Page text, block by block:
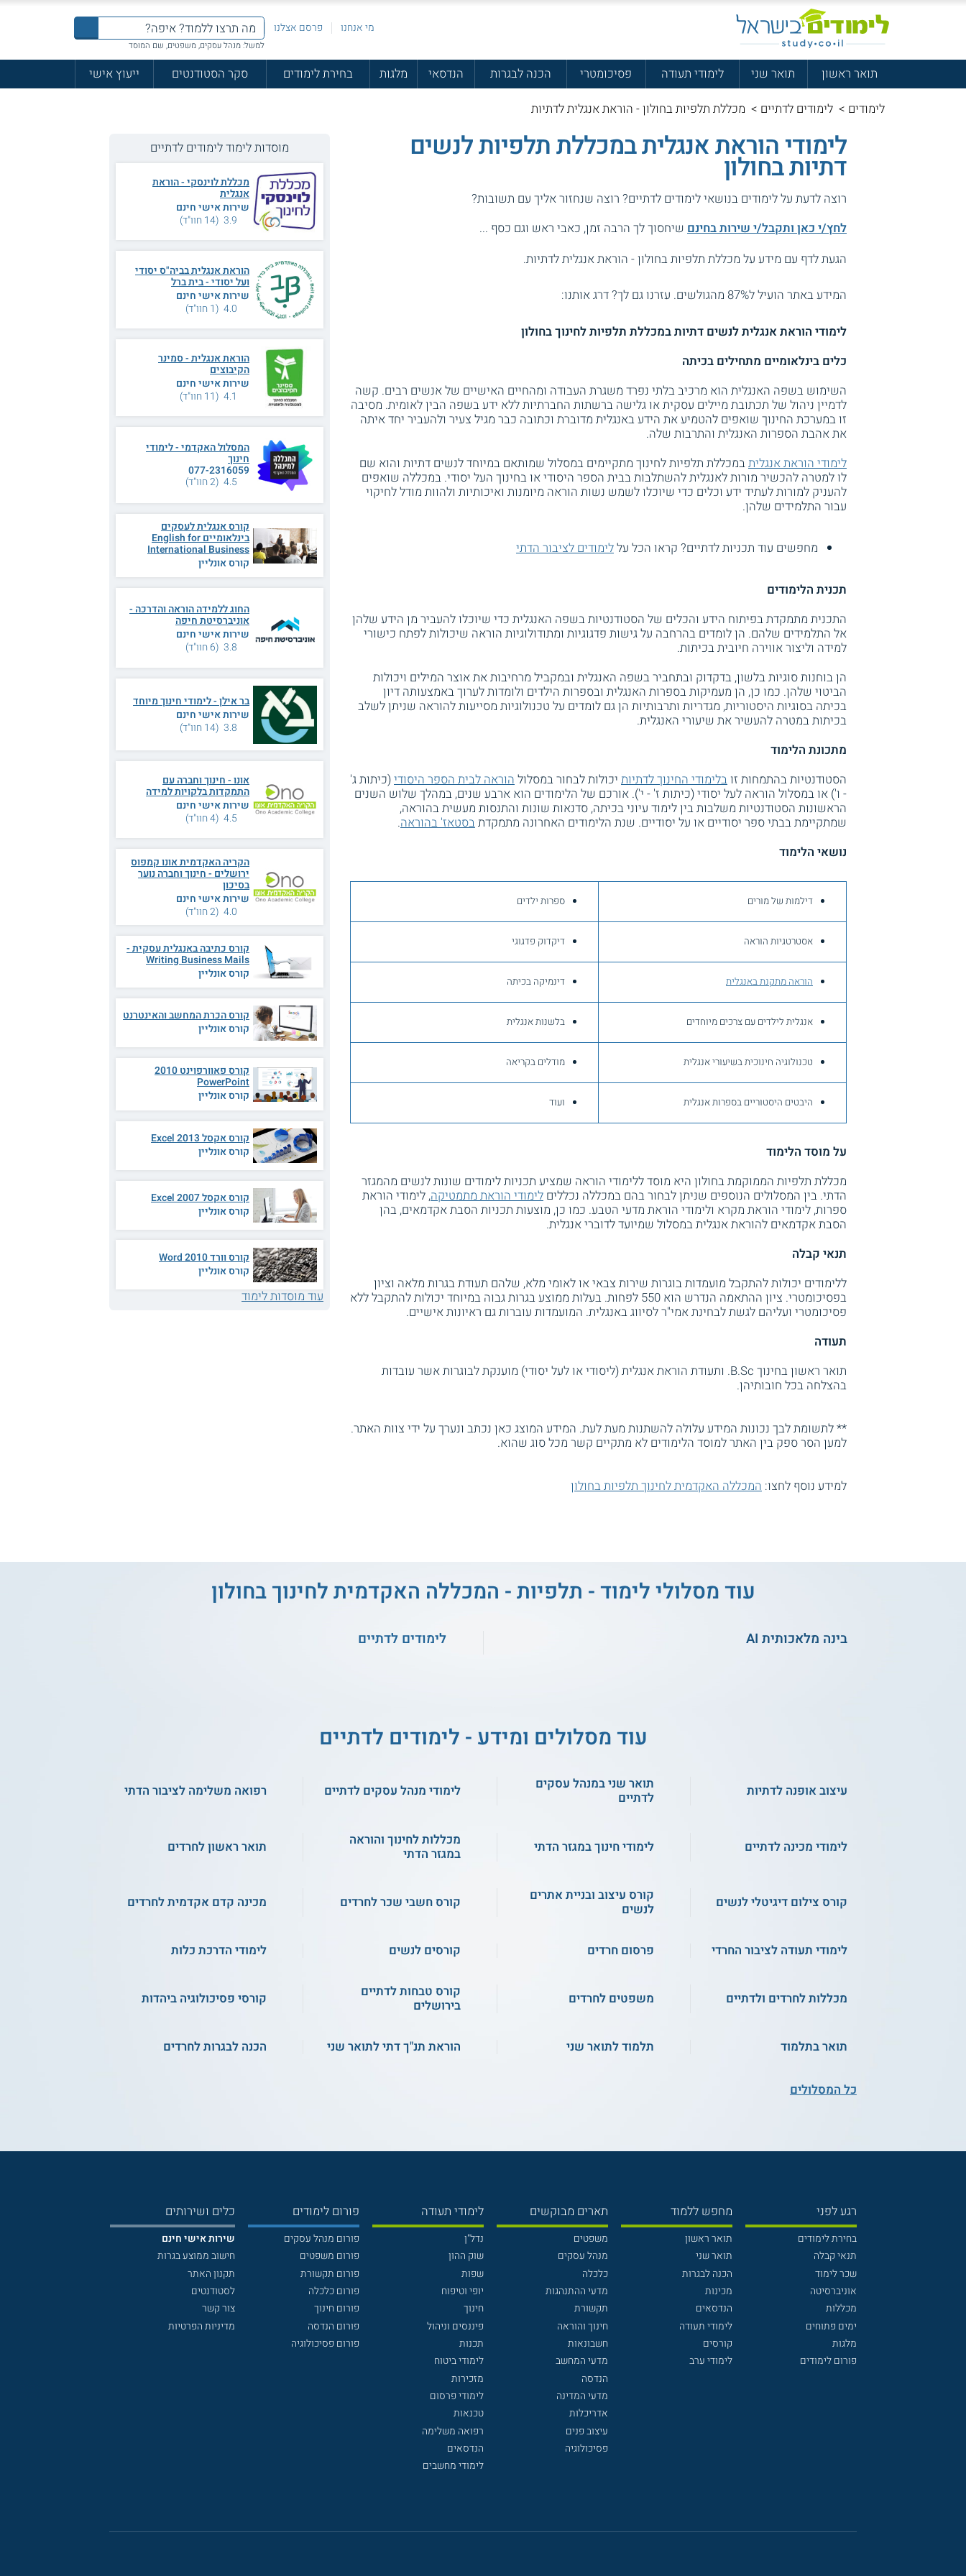
מי אנחנו פרסם אצלנו
למשל: מנהל עסקים, משפטים, שם המוסד
תואר ראשון תואר שני לימודי תעודה פסיכומטרי הכנה לבגרות הנדסאי מלגות בחירת לימודים סקר הסטודנטים
ייעוץ אישי
לימודים > לימודים לדתיים > מכללת תלפיות בחולון - הוראת אנגלית לדתיות
לימודי הוראת אנגלית במכללת תלפיות לנשים
דתיות בחולון
רוצה לדעת על לימודים בנושאי לימודים לדתיים? רוצה שנחזור אליך עם תשובות?
לחץ/י כאן ותקבל/י שירות בחינם שיחסוך לך הרבה זמן, כאבי ראש וגם כסף ...
הגעת לדף עם מידע על מכללת תלפיות בחולון - הוראת אנגלית לדתיות.
המידע באתר הועיל ל87% מהגולשים.
עזרנו גם לך? דרג אותנו:
לימודי הוראת אנגלית לנשים דתיות במכללת תלפיות לחינוך בחולון
כלים בינלאומיים מתחילים בכיתה
השימוש בשפה האנגלית הוא מרכיב בלתי נפרד משגרת העבודה ומהחיים האישיים של אנשים רבים. קשה
לדמיין ניהול של תכתובת מיילים עסקית או גלישה ברשתות החברתיות ללא ידע בשפה הבין לאומית. מסיבה
זו במערכת החינוך שואפים להטמיע את הידע באנגלית מדוברת וכתובה כבר מגיל צעיר ולהעביר יחד איתה
את אהבת הספרות האנגלית והתרבות שלה.
לימודי הוראת אנגליתבמכללת תלפיות לחינוך מתקיימים במסלול שמותאם במיוחד לנשים דתיות והוא שם
לו למטרה להכשיר מורות לאנגלית להשתלבות בבית הספר היסודי או בחינוך העל יסודי. במכללה שואפים
להעניק למורות לעתיד ידע וכלים כדי שיוכלו לשמש נשות הוראה מיומנות ואיכותיות ולהוות מודל לחיקוי
עבור התלמידים שלהן.
מחפשים עוד תכניות לדתיים? קראו הכל עללימודים לציבור הדתי
תכנית הלימודים
התכנית מתמקדת בפיתוח הידע והכלים של הסטודנטיות בשפה האנגלית כדי שיוכלו להעביר מן הידע שלהן
אל התלמידים שלהם. הן לומדים בהרחבה על גישות פדגוגיות ומתודולוגיות הוראה שיכולות לפתח כישורי
למידה וליצור אווירה חיובית בכיתות.
הן בוחנות סוגיות בלשון, בדקדוק ובתחביר בשפה האנגלית ובמקביל מרחיבות את אוצר המילים ויכולות
הביטוי שלהן. כמו כן, הן מעמיקות בספרות האנגלית ובספרות הילדים ולומדות לערוך באמצעותה דיון
בכיתה בסוגיות היסטוריות, מגדריות ותרבותיות הן גם לומדים על טכנולוגיות מסייעות להוראה שניתן לשלב
בכיתות במטרה להעשיר את שיעורי האנגלית.
מתכונת הלימוד
הסטודנטיות בהתמחות זובלימודי החינוך לדתיות יכולות לבחור במסלול הוראה לבית הספר היסודי(כיתות ג'
- ו') או במסלול הוראה לעל יסודי (כיתות ז' - י'). אורכם של הלימודים הוא ארבע שנים, במהלך שלוש השנים
הראשונות הסטודנטיות משלבות בין לימוד עיוני בכיתה, סדנאות שונות והתנסות מעשית בהוראה,
שמתקיימת בבתי ספר יסודיים או על יסודיים. שנת הלימודים האחרונה מתמקדתבסטאז' בהוראה.
נושאי הלימוד
דילמות של מורים ספרות ילדים
אסטרטגיות הוראה דיקדוק פדגוגי
הוראה מתקנת באנגלית דינמיקה בכיתה
אנגלית לילדים עם צרכים מיוחדים בלשנות אנגלית
טכנולוגיה חינוכית בשיעורי אנגלית מודלים בקריאה
היבטים היסטוריים בספרות אנגלית ועוד
על מוסד הלימוד
מכללת תלפיות הממוקמת בחולון היא מוסד ללימודי הוראה שמציע תכניות לימודים שונות לנשים מהמגזר
הדתי. בין המסלולים הנוספים שניתן לבחור בהם במכללה נכללים לימודי הוראת מתמטיקה, לימודי הוראת
ספרות, לימודי הוראת מקרא ולימודי הוראת מדעי הטבע. כמו כן, מוצעות תכניות הסבת אקדמאים, בהן
הסבת אקדמאים להוראת אנגלית במסלול שמיועד לדוברי אנגלית.
תנאי קבלה
ללימודים יכולות להתקבל מועמדות בוגרות שירות צבאי או לאומי מלא, שלהם תעודת בגרות מלאה וציון
בפסיכומטרי. ציון ההתאמה הנדרש הוא 550 לפחות. בעלות ממוצע בגרות גבוה במיוחד יכולות להתקבל ללא
פסיכומטרי ועליהם לגשת לבחינת אמי"ר לסיווג באנגלית. המועמדות עוברות גם ראיונות אישיים.
תעודה
תואר ראשון בחינוך B.Sc. ותעודת הוראת אנגלית (ליסודי או לעל יסודי) מוענקת לבוגרות אשר עובדות
בהצלחה בכל חובותיהן.
** לתשומת לבך נכונות המידע עלולה להשתנות מעת לעת. המידע המוצג כאן נכתב ונערך על ידי צוות האתר.
למען הסר ספק בין האתר למוסד הלימודים לא מתקיים קשר מכל סוג שהוא.
למידע נוסף לחצו: המכללה האקדמית לחינוך תלפיות בחולון
מוסדות לימוד לימודים לדתיים
מכללת לוינסקי - הוראת
אנגלית
שירות אישי חינם
3.9 (14 חוו"ד)
הוראת אנגלית בביה"ס יסודי
ועל יסודי - בית ברל
שירות אישי חינם
4.0 (1 חוו"ד)
הוראת אנגלית - סמינר
הקיבוצים
שירות אישי חינם
4.1 (11 חוו"ד)
המסלול האקדמי - לימודי
חינוך
077-2316059
4.5 (2 חוו"ד)
קורס אנגלית לעסקים
בינלאומיים English for
International Business
קורס אונליין
החוג ללמידה הוראה והדרכה -
אוניברסיטת חיפה
שירות אישי חינם
3.8 (6 חוו"ד)
בר אילן - לימודי חינוך מיוחד
שירות אישי חינם
3.8 (14 חוו"ד)
אונו - חינוך וחברה עם
התמקדות בלקויות למידה
שירות אישי חינם
4.5 (4 חוו"ד)
הקריה האקדמית אונו קמפוס
ירושלים - חינוך וחברה נוער
בסיכון
שירות אישי חינם
4.0 (2 חוו"ד)
קורס כתיבה באנגלית עסקית -
Writing Business Mails
קורס אונליין
קורס הכרת המחשב והאינטרנט
קורס אונליין
קורס פאוורפוינט 2010
PowerPoint
קורס אונליין
קורס אקסל 2013 Excel
קורס אונליין
קורס אקסל 2007 Excel
קורס אונליין
קורס וורד 2010 Word
קורס אונליין
עוד מוסדות לימוד
עוד מסלולי לימוד - תלפיות - המכללה האקדמית לחינוך בחולון
בינה מלאכותית AI לימודים לדתיים
עוד מסלולים ומידע - לימודים לדתיים
עיצוב אופנה לדתיות
תואר שני במנהל עסקים
לדתיים
לימודי מנהל עסקים לדתיים רפואה משלימה לציבור הדתי
לימודי מכינה לדתיים לימודי חינוך במגזר הדתי
מכללות לחינוך והוראה
במגזר הדתי
תואר ראשון לחרדים
קורס צילום דיגיטלי לנשים
קורס עיצוב ובניית אתרים
לנשים
קורס חשבי שכר לחרדים מכינה קדם אקדמית לחרדים
לימודי תעודה לציבור החרדי פרסום חרדים קורסים לנשים לימודי הדרכת כלות
מכללות לחרדים ולדתיים משפטים לחרדים
קורס טבחות לדתיים
בירושלים
קורסי פסיכולוגיה ביהדות
תואר בתלמוד תלמוד לתואר שני הוראת תנ"ך דתי לתואר שני הכנה לבגרות לחרדים
כל המסלולים
רגע לפני
בחירת לימודים
תנאי קבלה
שכר לימוד
אוניברסיטה
מכללות
ימים פתוחים
מלגות
פורום לימודים
מחפש ללמוד
תואר ראשון
תואר שני
הכנה לבגרות
מכינות
הנדסאים
לימודי תעודה
קורסים
לימודי ערב
תארים מבוקשים
משפטים
מנהל עסקים
כלכלה
מדעי ההתנהגות
תקשורת
חינוך והוראה
חשבונאות
מדעי המחשב
הנדסה
מדעי המדינה
אדריכלות
עיצוב פנים
פסיכולוגיה
לימודי תעודה
נדל"ן
שוק ההון
שפות
יופי וטיפוח
חינוך
פיננסים וניהול
תכנות
לימודי ביטוח
מזכירות
לימודי פרסום
טכנאות
רפואה משלימה
הנדסאים
לימודי מחשבים
פורום לימודים
פורום מנהל עסקים
פורום משפטים
פורום תקשורת
פורום כלכלה
פורום חינוך
פורום הנדסה
פורום פסיכולוגיה
כלים ושירותים
שירות אישי חינם
חישוב ממוצע בגרות
תקנון האתר
לסטודנטים
צור קשר
מדיניות הפרטיות